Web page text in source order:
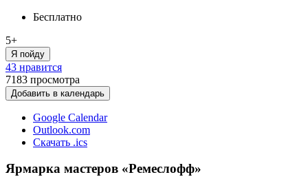
Бесплатно
5+
Я пойду
43 нравится
7183 просмотра
Добавить в календарь
Google Calendar
Outlook.com
Скачать .ics
Ярмарка мастеров «Ремеслофф»